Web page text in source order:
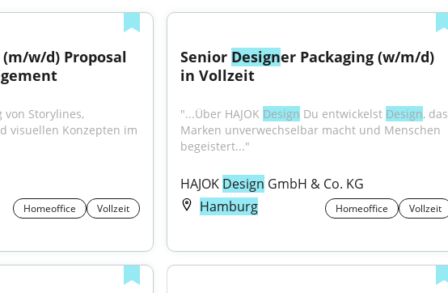
von Storylines,
visuellen Konzepten im
Homeoffice Vollzeit
Senior Designer Packaging (w/m/d)
in Vollzeit
"...Über HAJOK Design Du entwickelst Design, das
Marken unverwechselbar macht und Menschen
begeistert..."
HAJOK Design GmbH & Co. KG
Hamburg
Homeoffice Vollzeit